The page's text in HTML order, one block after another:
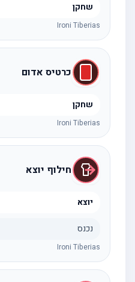
שחקן
Ironi Tiberias
כרטיס אדום
שחקן
Ironi Tiberias
חילוף יוצא
יוצא
נכנס
Ironi Tiberias